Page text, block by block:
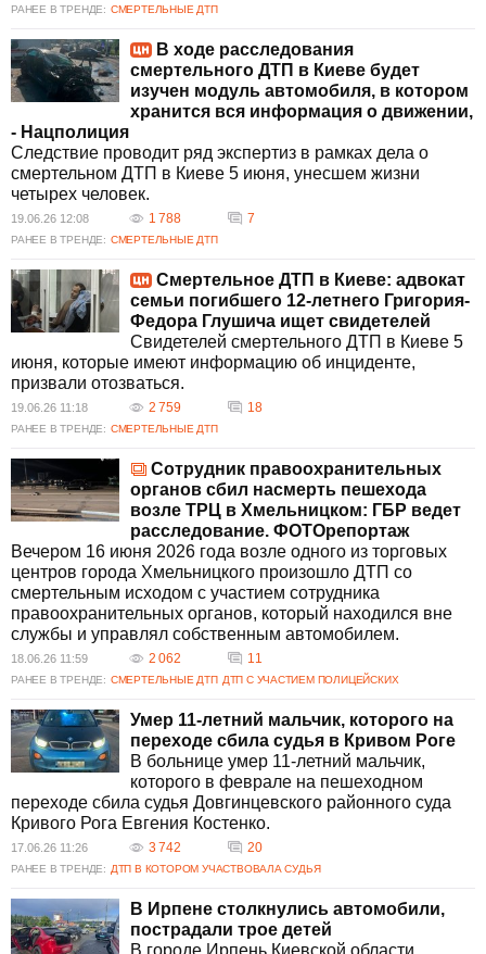
РАНЕЕ В ТРЕНДЕ: СМЕРТЕЛЬНЫЕ ДТП
В ходе расследования
смертельного ДТП в Киеве будет
изучен модуль автомобиля, в котором
хранится вся информация о движении,
- Нацполиция
Следствие проводит ряд экспертиз в рамках дела о
смертельном ДТП в Киеве 5 июня, унесшем жизни
четырех человек.
19.06.26 12:08 1 788 7
РАНЕЕ В ТРЕНДЕ: СМЕРТЕЛЬНЫЕ ДТП
Смертельное ДТП в Киеве: адвокат
семьи погибшего 12-летнего Григория-
Федора Глушича ищет свидетелей
Свидетелей смертельного ДТП в Киеве 5
июня, которые имеют информацию об инциденте,
призвали отозваться.
19.06.26 11:18 2 759 18
РАНЕЕ В ТРЕНДЕ: СМЕРТЕЛЬНЫЕ ДТП
Сотрудник правоохранительных
органов сбил насмерть пешехода
возле ТРЦ в Хмельницком: ГБР ведет
расследование. ФОТОрепортаж
Вечером 16 июня 2026 года возле одного из торговых
центров города Хмельницкого произошло ДТП со
смертельным исходом с участием сотрудника
правоохранительных органов, который находился вне
службы и управлял собственным автомобилем.
18.06.26 11:59 2 062 11
РАНЕЕ В ТРЕНДЕ: СМЕРТЕЛЬНЫЕ ДТП ДТП С УЧАСТИЕМ ПОЛИЦЕЙСКИХ
Умер 11-летний мальчик, которого на
переходе сбила судья в Кривом Роге
В больнице умер 11-летний мальчик,
которого в феврале на пешеходном
переходе сбила судья Довгинцевского районного суда
Кривого Рога Евгения Костенко.
17.06.26 11:26 3 742 20
РАНЕЕ В ТРЕНДЕ: ДТП В КОТОРОМ УЧАСТВОВАЛА СУДЬЯ
В Ирпене столкнулись автомобили,
пострадали трое детей
В городе Ирпень Киевской области